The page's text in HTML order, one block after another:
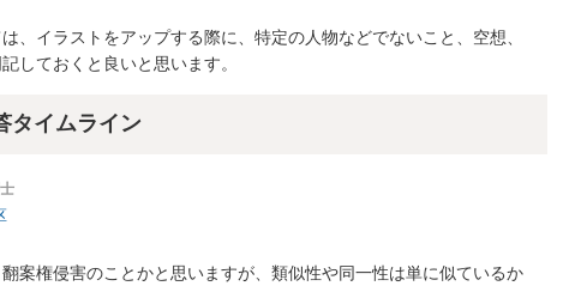
、イラストをアップする際に、特定の人物などでないこと、空想、
しておくと良いと思います。
タイムライン
案権侵害のことかと思いますが、類似性や同一性は単に似ているか